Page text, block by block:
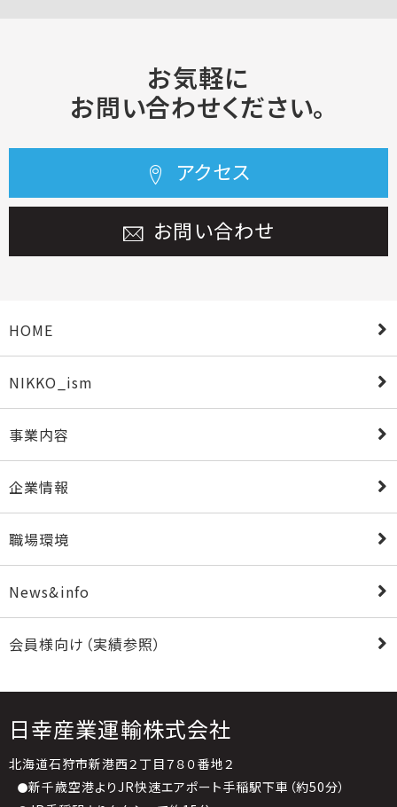
お気軽に
お問い合わせください。
アクセス
お問い合わせ
HOME
NIKKO_ism
事業内容
企業情報
職場環境
News&info
会員様向け（実績参照）
日幸産業運輸株式会社
北海道石狩市新港西２丁目７８０番地２
新千歳空港よりJR快速エアポート手稲駅下車（約50分）